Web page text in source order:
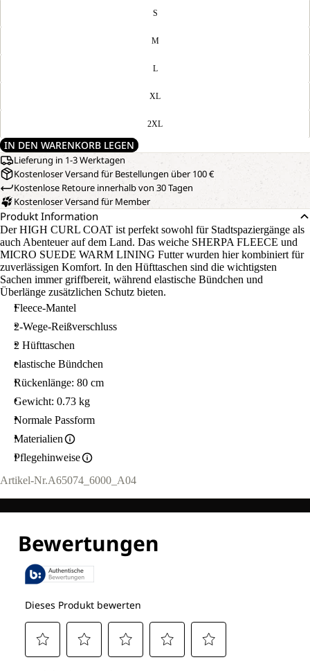
S
M
L
XL
2XL
IN DEN WARENKORB LEGEN
Lieferung in 1-3 Werktagen
Kostenloser Versand für Bestellungen über 100 €
Kostenlose Retoure innerhalb von 30 Tagen
Kostenloser Versand für Member
Produkt Information
Der HIGH CURL COAT ist perfekt sowohl für Stadtspaziergänge als
auch Abenteuer auf dem Land. Das weiche SHERPA FLEECE und
MICRO SUEDE WARM LINING Futter wurden hier kombiniert für
zuverlässigen Komfort. In den Hüfttaschen sind die wichtigsten
Sachen immer griffbereit, während elastische Bündchen und
Überlänge zusätzlichen Schutz bieten.
Fleece-Mantel
2-Wege-Reißverschluss
2 Hüfttaschen
elastische Bündchen
Rückenlänge: 80 cm
Gewicht: 0.73 kg
Normale Passform
Materialien
Pflegehinweise
Artikel-Nr.A65074_6000_A04